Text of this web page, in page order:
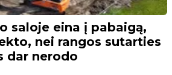
saloje eina į pabaigą,
nei rangos sutarties
dar nerodo